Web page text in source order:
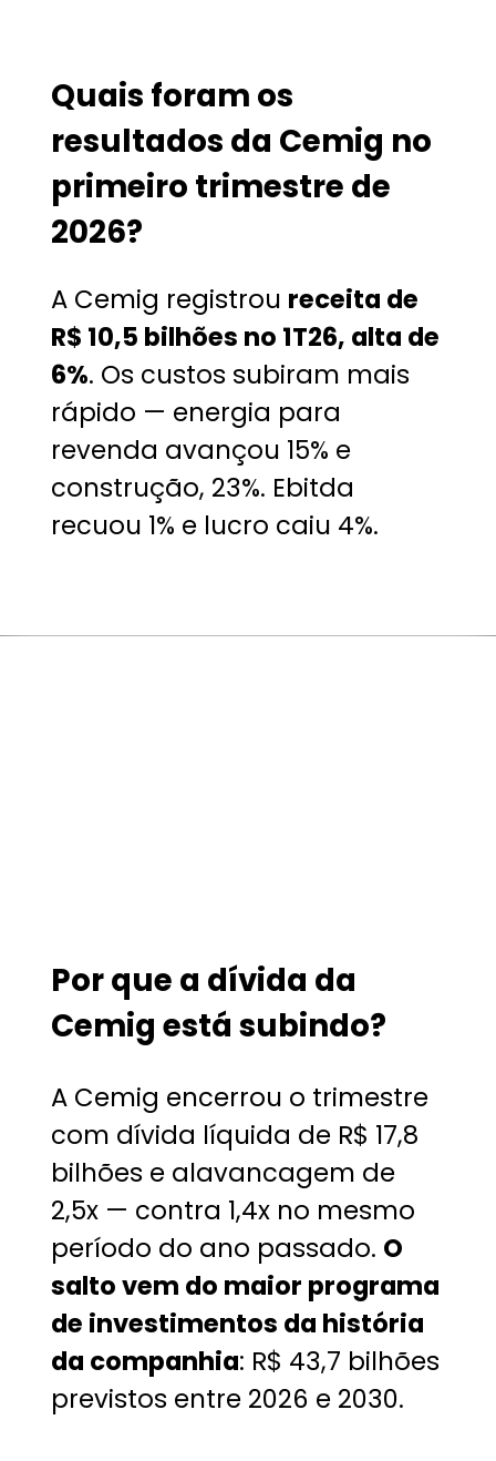
A Cemig registrou receita de
R$ 10,5 bilhões no 1T26, alta de
6%. Os custos subiram mais
rápido — energia para
revenda avançou 15% e
construção, 23%. Ebitda
recuou 1% e lucro caiu 4%.
Quais foram os
resultados da Cemig no
primeiro trimestre de
2026?
A Cemig encerrou o trimestre
com dívida líquida de R$ 17,8
bilhões e alavancagem de
2,5x — contra 1,4x no mesmo
período do ano passado. O
salto vem do maior programa
de investimentos da história
da companhia: R$ 43,7 bilhões
previstos entre 2026 e 2030.
Por que a dívida da
Cemig está subindo?